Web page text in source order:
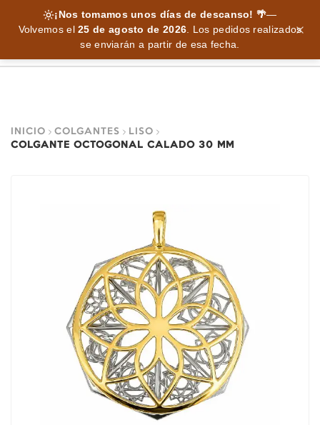
¡Nos tomamos unos días de descanso! 🌴—
Volvemos el25 de agosto de 2026. Los pedidos realizados
se enviarán a partir de esa fecha.
INICIO COLGANTES
LISO
COLGANTE OCTOGONAL CALADO 30 MM